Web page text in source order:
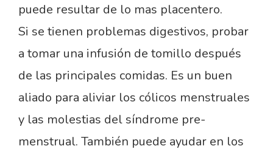
puede resultar de lo mas placentero.
Si se tienen problemas digestivos, probar
a tomar una infusión de tomillo después
de las principales comidas. Es un buen
aliado para aliviar los cólicos menstruales
y las molestias del síndrome pre-
menstrual. También puede ayudar en los